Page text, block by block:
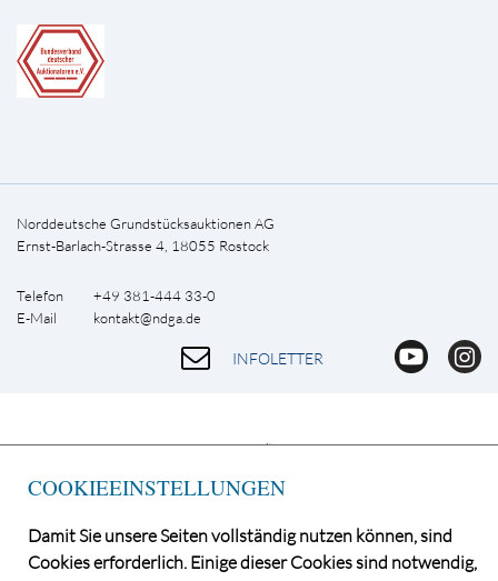
Norddeutsche Grundstücksauktionen AG
Ernst-Barlach-Strasse 4, 18055 Rostock
Telefon +49 381-444 33-0
E-Mail kontakt@ndga.de
INFOLETTER
COOKIEEINSTELLUNGEN
Damit Sie unsere Seiten vollständig nutzen können, sind
Cookies erforderlich. Einige dieser Cookies sind notwendig,